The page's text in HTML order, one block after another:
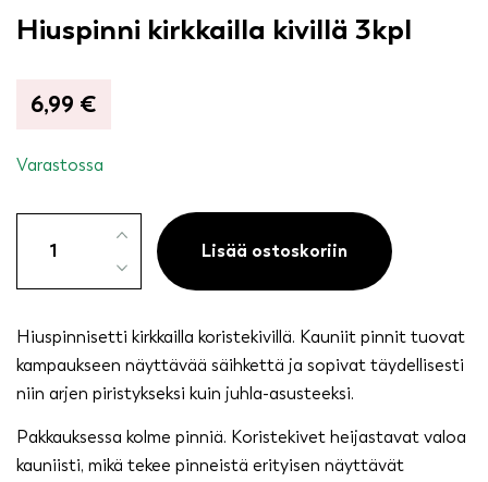
Hiuspinni kirkkailla kivillä 3kpl
6,99 €
Varastossa
kirkkailla
määrä
Lisää ostoskoriin
Hiuspinnisetti kirkkailla koristekivillä. Kauniit pinnit tuovat
kampaukseen näyttävää säihkettä ja sopivat täydellisesti
niin arjen piristykseksi kuin juhla-asusteeksi.
Pakkauksessa kolme pinniä. Koristekivet heijastavat valoa
kauniisti, mikä tekee pinneistä erityisen näyttävät